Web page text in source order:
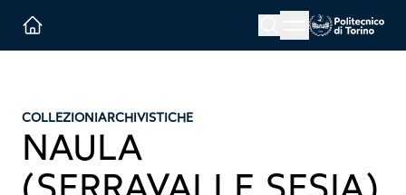
Menu button
COLLEZIONIARCHIVISTICHE
NAULA